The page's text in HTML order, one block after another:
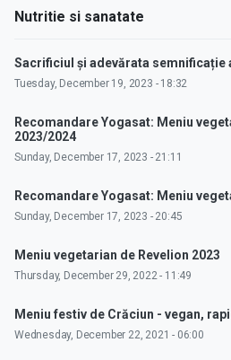
Nutritie si sanatate
Sacrificiul și adevărata semnificație
Tuesday, December 19, 2023 - 18:32
Recomandare Yogasat: Meniu
2023/2024
Sunday, December 17, 2023 - 21:11
Recomandare Yogasat: Meniu
Sunday, December 17, 2023 - 20:45
Meniu vegetarian de Revelion 2023
Thursday, December 29, 2022 - 11:49
Meniu festiv de Crăciun - vegan,
Wednesday, December 22, 2021 - 06:00